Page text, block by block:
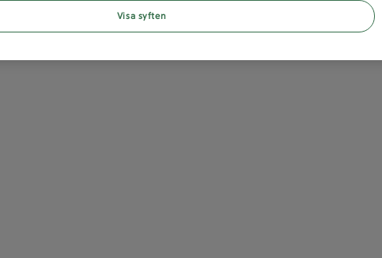
Visa syften